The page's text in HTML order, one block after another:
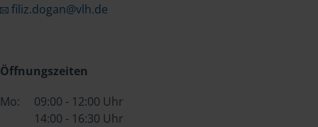
filiz.dogan@vlh.de
Öffnungszeiten
Mo:
09:00 - 12:00 Uhr
14:00 - 16:30 Uhr